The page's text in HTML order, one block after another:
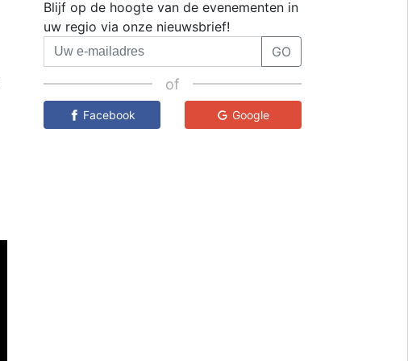
Blijf op de hoogte van de evenementen in
uw regio via onze nieuwsbrief!
GO
of
Facebook Google